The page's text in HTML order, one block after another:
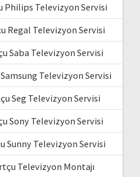
Philips Televizyon Servisi
Regal Televizyon Servisi
Saba Televizyon Servisi
Televizyon Servisi
Seg Televizyon Servisi
Sony Televizyon Servisi
Sunny Televizyon Servisi
Televizyon Montajı